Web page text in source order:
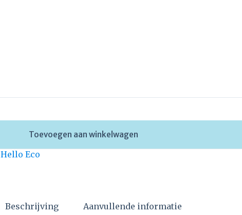
Toevoegen aan winkelwagen
Hello Eco
Beschrijving Aanvullende informatie